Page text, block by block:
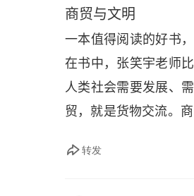
商贸与文明
一本值得阅读的好书
在书中，张笑宇老师
人类社会需要发展、
贸，就是货物交流。
转发